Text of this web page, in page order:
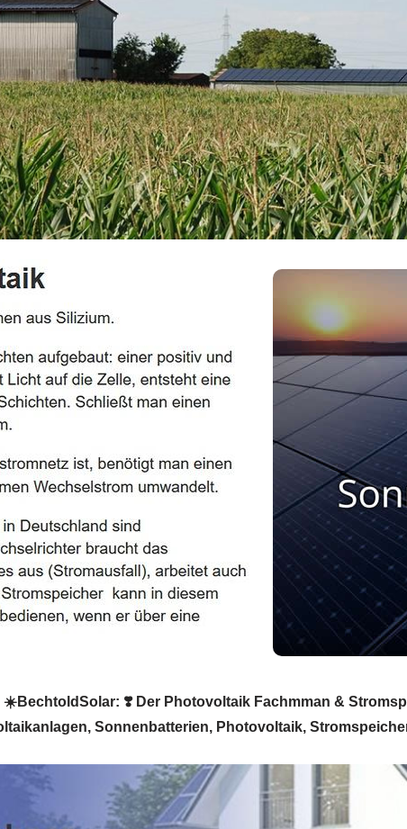
❣️ Der Photovoltaik Fachmman &
Sonnenbatterien, Photovoltaik,